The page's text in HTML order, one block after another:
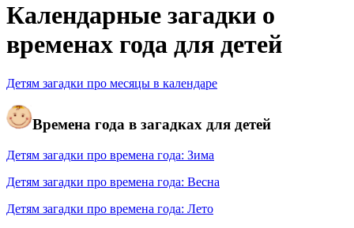
Календарные загадки о
временах года для детей
Детям загадки про месяцы в календаре
Времена года в загадках для детей
Детям загадки про времена года: Зима
Детям загадки про времена года: Весна
Детям загадки про времена года: Лето